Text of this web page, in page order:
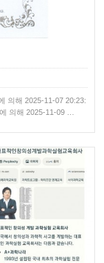
의해 2025-11-07 20:23:
의해 2025-11-09 …